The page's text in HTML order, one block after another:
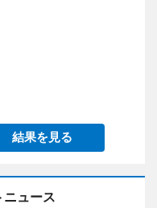
結果を見る
ニュース